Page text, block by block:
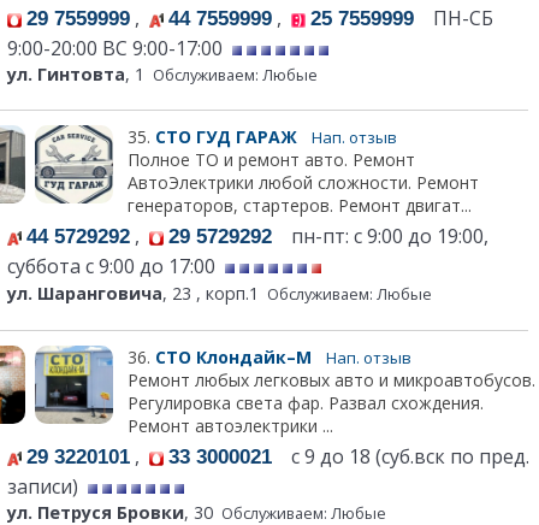
29 7559999 , 44 7559999 , 25 7559999 ПН-СБ
9:00-20:00 ВС 9:00-17:00
ул. Гинтовта, 1 Обслуживаем: Любые
35. СТО ГУД ГАРАЖ Нап. отзыв
Полное ТО и ремонт авто. Ремонт
АвтоЭлектрики любой сложности. Ремонт
генераторов, стартеров. Ремонт двигат...
44 5729292 , 29 5729292 пн-пт: с 9:00 до 19:00,
суббота с 9:00 до 17:00
ул. Шаранговича, 23 , корп.1 Обслуживаем: Любые
36. СТО Клондайк–М Нап. отзыв
Ремонт любых легковых авто и микроавтобусов.
Регулировка света фар. Развал схождения.
Ремонт автоэлектрики ...
29 3220101 , 33 3000021 с 9 до 18 (суб.вск по пред.
записи)
ул. Петруся Бровки, 30 Обслуживаем: Любые